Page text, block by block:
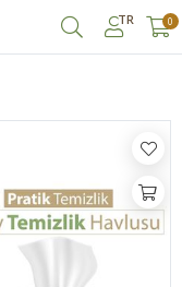
TR 0